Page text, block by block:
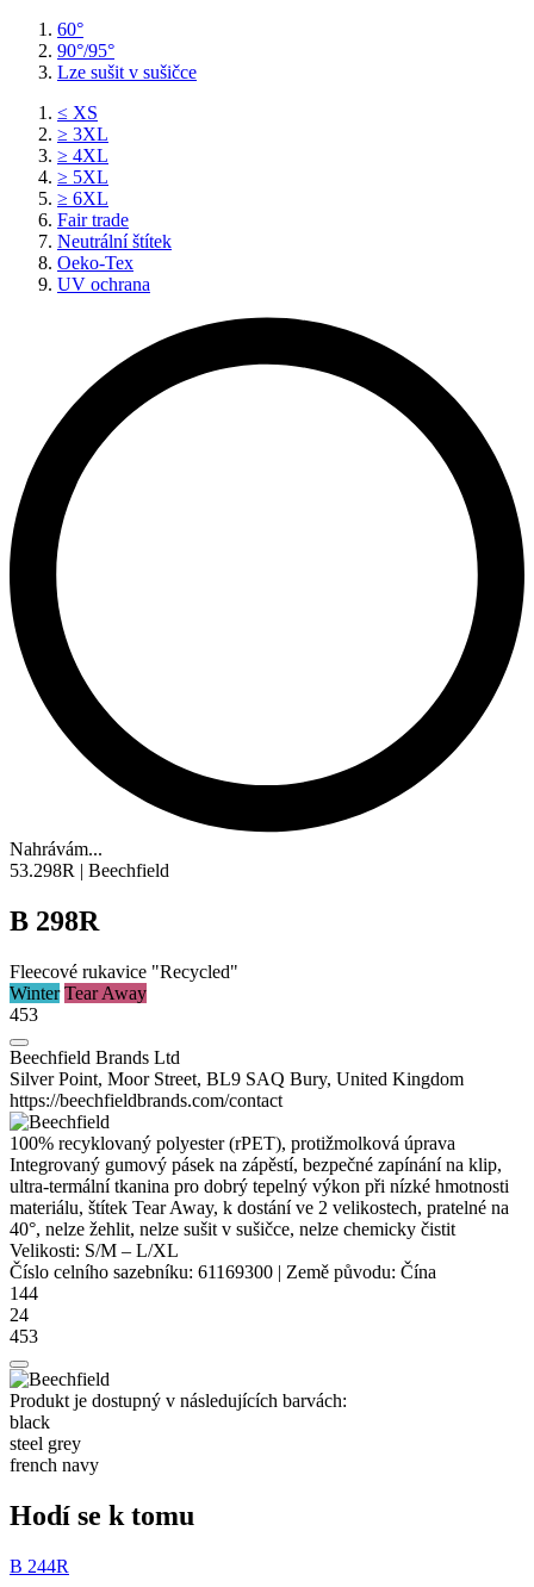
60°
90°/95°
Lze sušit v sušičce
≤ XS
≥ 3XL
≥ 4XL
≥ 5XL
≥ 6XL
Fair trade
Neutrální štítek
Oeko-Tex
UV ochrana
Nahrávám...
53.298R | Beechfield
B 298R
Fleecové rukavice "Recycled"
Winter Tear Away
453
Beechfield Brands Ltd
Silver Point, Moor Street, BL9 SAQ Bury, United Kingdom
https://beechfieldbrands.com/contact
100% recyklovaný polyester(rPET), protižmolková úprava
Integrovaný gumový pásek na zápěstí, bezpečné zapínání na klip,
ultra-termální tkanina pro dobrý tepelný výkon při nízké hmotnosti
materiálu, štítek Tear Away, k dostání ve 2 velikostech, pratelné na
40°, nelze žehlit, nelze sušit v sušičce, nelze chemicky čistit
Velikosti: S/M – L/XL
Číslo celního sazebníku: 61169300 | Země původu: Čína
144
24
453
Produkt je dostupný v následujících barvách:
black
steel grey
french navy
Hodí se k tomu
B 244R